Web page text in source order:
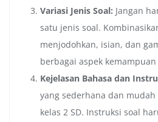
Variasi Jenis Soal: Jangan
satu jenis soal.
menjodohkan, isian, dan
berbagai aspek
Kejelasan Bahasa dan
yang sederhana dan
kelas 2 SD. Instruksi soal